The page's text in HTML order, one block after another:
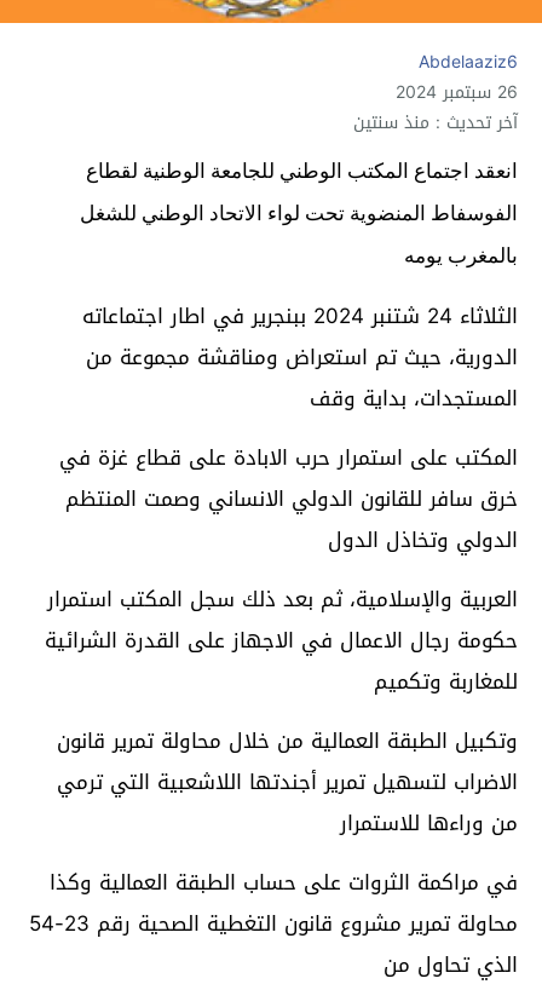
Abdelaaziz6
26 سبتمبر 2024
آخر تحديث : منذ سنتين
انعقد اجتماع المكتب الوطني للجامعة الوطنية لقطاع
الفوسفاط المنضوية تحت لواء الاتحاد الوطني للشغل
بالمغرب يومه
الثلاثاء 24 شتنبر 2024 ببنجرير في اطار اجتماعاته
الدورية، حيث تم استعراض ومناقشة مجموعة من
المستجدات، بداية وقف
المكتب على استمرار حرب الابادة على قطاع غزة في
خرق سافر للقانون الدولي الانساني وصمت المنتظم
الدولي وتخاذل الدول
العربية والإسلامية، ثم بعد ذلك سجل المكتب استمرار
حكومة رجال الاعمال في الاجهاز على القدرة الشرائية
للمغاربة وتكميم
وتكبيل الطبقة العمالية من خلال محاولة تمرير قانون
الاضراب لتسهيل تمرير أجندتها اللاشعبية التي ترمي
من وراءها للاستمرار
في مراكمة الثروات على حساب الطبقة العمالية وكذا
محاولة تمرير مشروع قانون التغطية الصحية رقم 23-54
الذي تحاول من